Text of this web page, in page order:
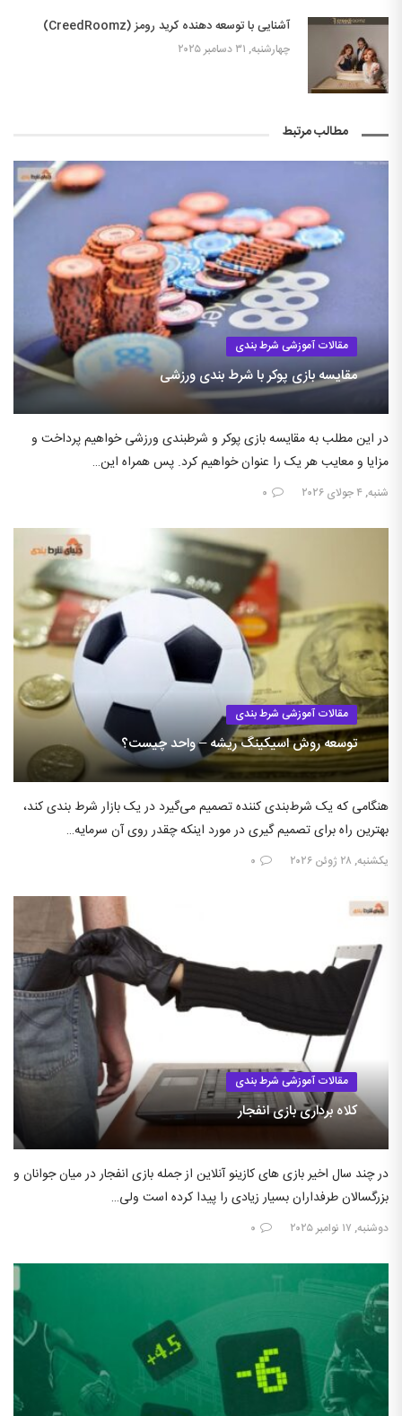
آشنایی با توسعه دهنده کرید رومز (CreedRoomz)
چهارشنبه, ۳۱ دسامبر ۲۰۲۵
مطالب مرتبط
مقالات آموزشی شرط بندی
مقایسه بازی پوکر با شرط بندی ورزشی
در این مطلب به مقایسه بازی پوکر و شرطبندی ورزشی خواهیم پرداخت و
مزایا و معایب هر یک را عنوان خواهیم کرد. پس همراه این…
شنبه, ۴ جولای ۲۰۲۶ ۰
مقالات آموزشی شرط بندی
توسعه روش اسیکینگ ریشه – واحد چیست؟
هنگامی که یک شرط‌بندی کننده تصمیم می‌گیرد در یک بازار شرط بندی کند،
بهترین راه برای تصمیم گیری در مورد اینکه چقدر روی آن سرمایه…
یکشنبه, ۲۸ ژوئن ۲۰۲۶ ۰
مقالات آموزشی شرط بندی
کلاه برداری بازی انفجار
در چند سال اخیر بازی های کازینو آنلاین از جمله بازی انفجار در میان جوانان و
بزرگسالان طرفداران بسیار زیادی را پیدا کرده است ولی…
دوشنبه, ۱۷ نوامبر ۲۰۲۵ ۰